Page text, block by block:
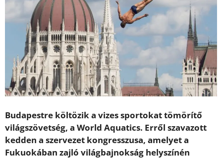
Budapestre költözik a vizes sportokat tömörítő
világszövetség, a World Aquatics. Erről szavazott
kedden a szervezet kongresszusa, amelyet a
Fukuokában zajló világbajnokság helyszínén